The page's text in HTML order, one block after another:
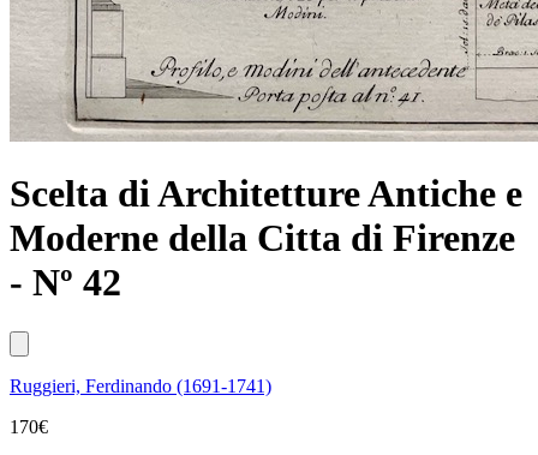
Scelta di Architetture Antiche e
Moderne della Citta di Firenze
- Nº 42
Ruggieri, Ferdinando (1691-1741)
170€